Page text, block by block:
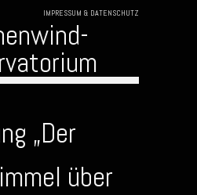
IMPRESSUM & DATENSCHUTZ
„Der
über